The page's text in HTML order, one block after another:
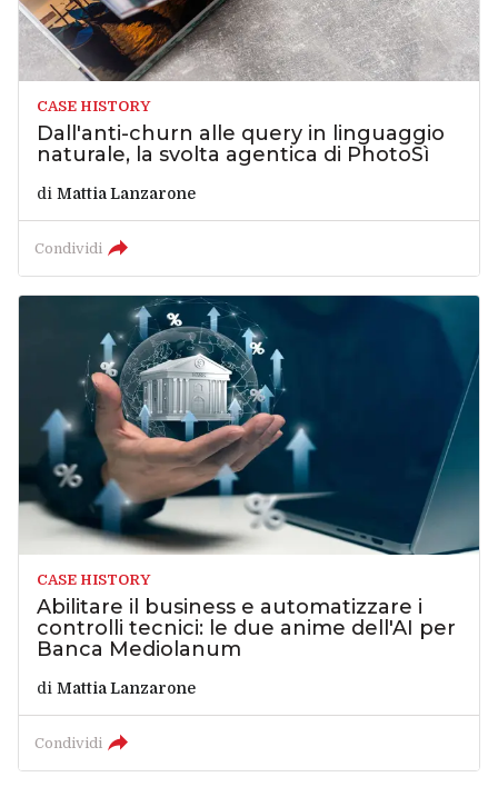
CASE HISTORY
Dall'anti-churn alle query in linguaggio
naturale, la svolta agentica di PhotoSì
di Mattia Lanzarone
Condividi
CASE HISTORY
Abilitare il business e automatizzare i
controlli tecnici: le due anime dell'AI per
Banca Mediolanum
di Mattia Lanzarone
Condividi